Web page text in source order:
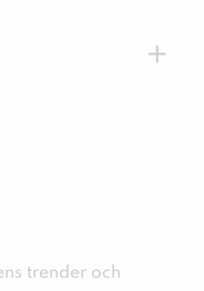
+
trender och